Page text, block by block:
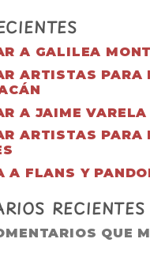
A GALILEA
ARTISTAS PARA
A JAIME VARELA
ARTISTAS PARA
A FLANS Y
RECIENTES
QUE